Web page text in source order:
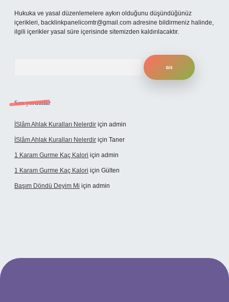
Hukuka ve yasal düzenlemelere aykırı olduğunu düşündüğünüz
içerikleri, backlinkpanelicomtr@gmail.com adresine bildirmeniz halinde,
ilgili içerikler yasal süre içerisinde sitemizden kaldırılacaktır.
Son yorumlar
İSlâm Ahlak Kuralları Nelerdir için admin
İSlâm Ahlak Kuralları Nelerdir için Taner
1 Karam Gurme Kaç Kalori için admin
1 Karam Gurme Kaç Kalori için Gülten
Başım Döndü Deyim Mi için admin
güncel giriş